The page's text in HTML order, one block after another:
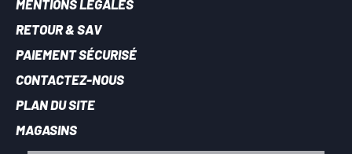
MENTIONS LÉGALES
RETOUR & SAV
PAIEMENT SÉCURISÉ
CONTACTEZ-NOUS
PLAN DU SITE
MAGASINS